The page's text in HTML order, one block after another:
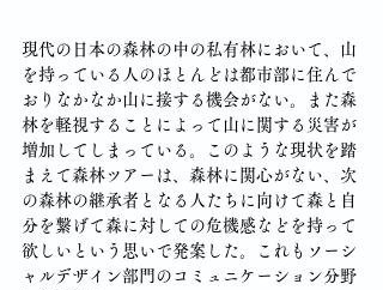
現代の日本の森林の中の私有林において、山
を持っている人のほとんどは都市部に住んで
おりなかなか山に接する機会がない。また森
林を軽視することによって山に関する災害が
増加してしまっている。このような現状を踏
まえて森林ツアーは、森林に関心がない、次
の森林の継承者となる人たちに向けて森と自
分を繋げて森に対しての危機感などを持って
欲しいという思いで発案した。これもソーシ
ャルデザイン部門のコミュニケーション分野